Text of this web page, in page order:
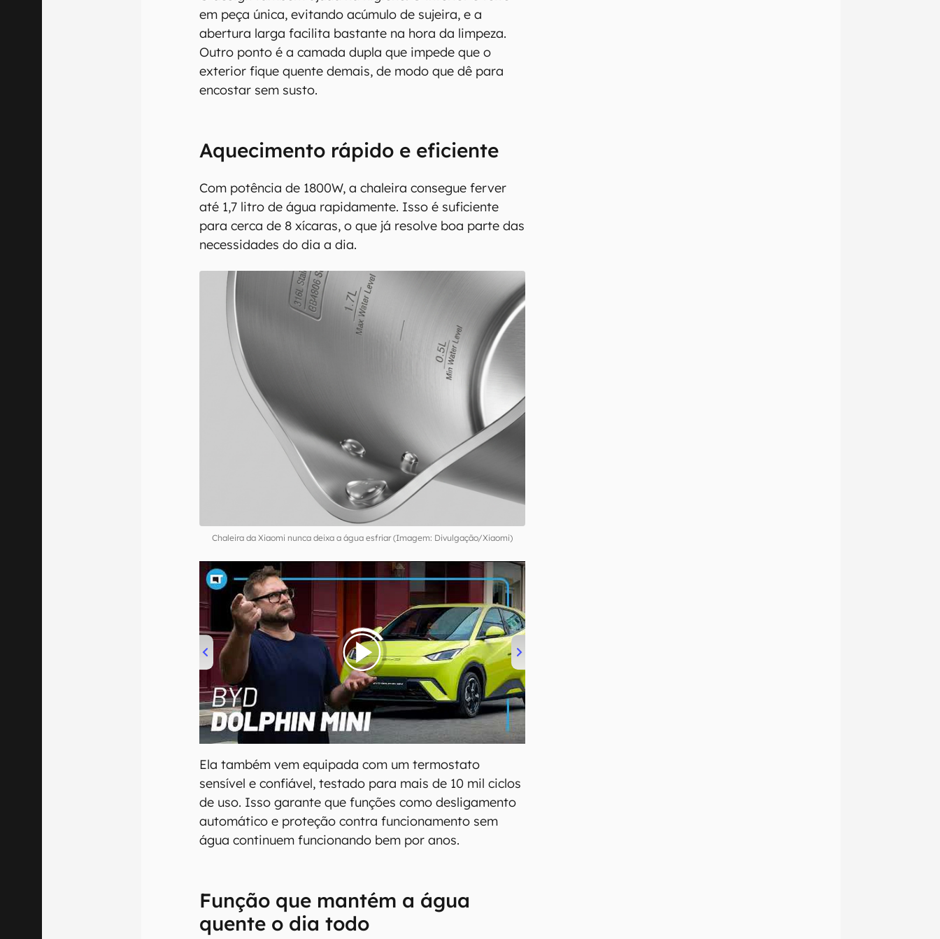
em peça única, evitando acúmulo de sujeira, e a
abertura larga facilita bastante na hora da limpeza.
Outro ponto é a camada dupla que impede que o
exterior fique quente demais, de modo que dê para
encostar sem susto.
Aquecimento rápido e eficiente
Com potência de 1800W, a chaleira consegue ferver
até 1,7 litro de água rapidamente. Isso é suficiente
para cerca de 8 xícaras, o que já resolve boa parte das
necessidades do dia a dia.
Chaleira da Xiaomi nunca deixa a água esfriar (Imagem: Divulgação/Xiaomi)
00:00/04:07
Ela também vem equipada com um termostato
sensível e confiável, testado para mais de 10 mil ciclos
de uso. Isso garante que funções como desligamento
automático e proteção contra funcionamento sem
água continuem funcionando bem por anos.
Função que mantém a água
quente o dia todo